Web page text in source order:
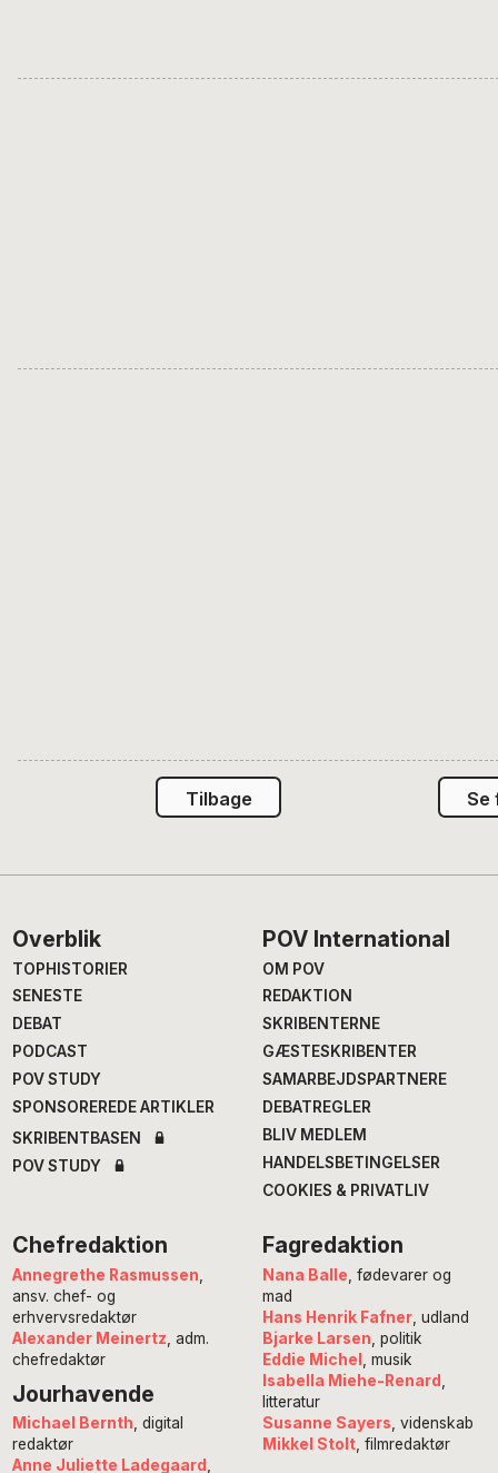
Tilbage Se
Footer
Overblik
TOPHISTORIER
SENESTE
DEBAT
PODCAST
POV STUDY
SPONSOREREDE ARTIKLER
SKRIBENTBASEN
POV STUDY
POV International
OM POV
REDAKTION
SKRIBENTERNE
GÆSTESKRIBENTER
SAMARBEJDSPARTNERE
DEBATREGLER
BLIV MEDLEM
HANDELSBETINGELSER
COOKIES & PRIVATLIV
Chefredaktion
Annegrethe Rasmussen
ansv. chef- og
erhvervsredaktør
Alexander Meinertz , adm.
chefredaktør
Jourhavende
Michael Bernth, digital
redaktør
Anne Juliette Ladegaard ,
Fagredaktion
Nana Balle , fødevarer og
mad
Hans Henrik Fafner, udland
Bjarke Larsen , politik
Eddie Michel
, musik
Isabella Miehe-Renard
litteratur
Susanne Sayers , videnskab
Mikkel Stolt, filmredaktør